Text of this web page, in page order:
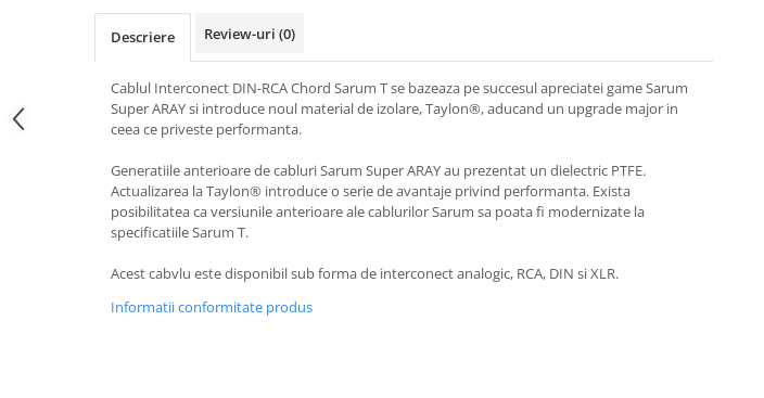
Descriere Review-uri (0)
Cablul Interconect DIN-RCA Chord Sarum T se bazeaza pe succesul apreciatei game Sarum
Super ARAY si introduce noul material de izolare, Taylon®, aducand un upgrade major in
ceea ce priveste performanta.
Generatiile anterioare de cabluri Sarum Super ARAY au prezentat un dielectric PTFE.
Actualizarea la Taylon® introduce o serie de avantaje privind performanta. Exista
posibilitatea ca versiunile anterioare ale cablurilor Sarum sa poata fi modernizate la
specificatiile Sarum T.
Acest cabvlu este disponibil sub forma de interconect analogic, RCA, DIN si XLR.
Informatii conformitate produs